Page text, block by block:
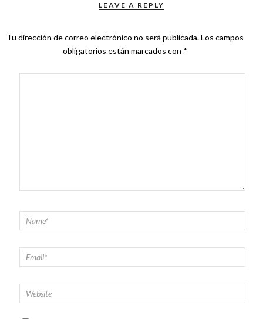
LEAVE A REPLY
Tu dirección de correo electrónico no será publicada.Los campos
obligatorios están marcados con *